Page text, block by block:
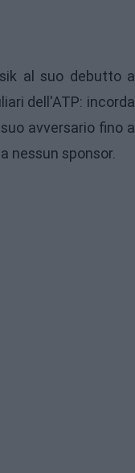
al suo debutto a
dell'ATP: incorda
avversario fino a
nessun sponsor.